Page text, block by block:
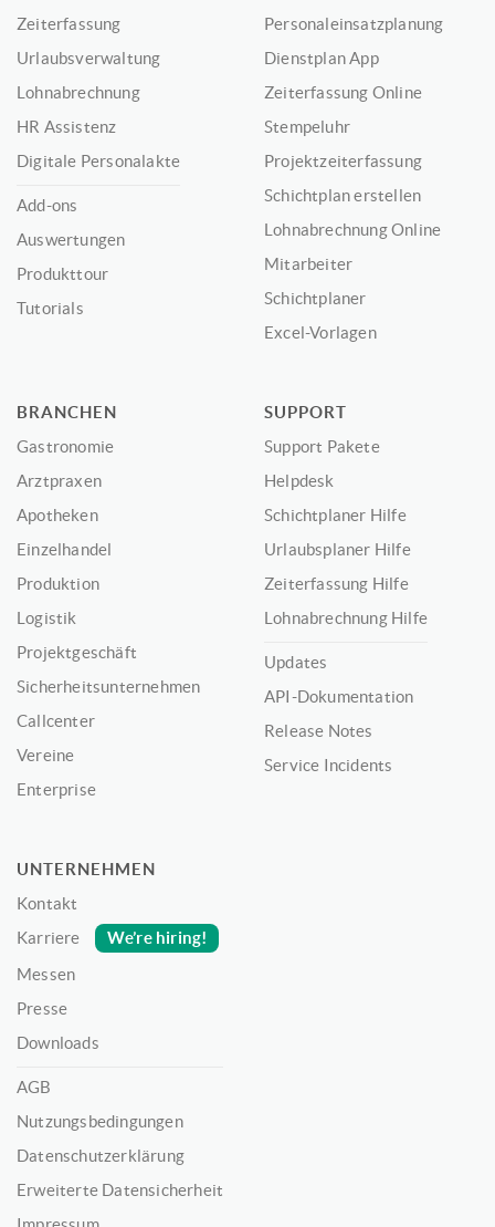
Zeiterfassung
Urlaubsverwaltung
Lohnabrechnung
HR Assistenz
Digitale Personalakte
Add-ons
Auswertungen
Produkttour
Tutorials
Personaleinsatzplanung
Dienstplan App
Zeiterfassung Online
Stempeluhr
Projektzeiterfassung
Schichtplan erstellen
Lohnabrechnung Online
Mitarbeiter
Schichtplaner
Excel-Vorlagen
BRANCHEN
Gastronomie
Arztpraxen
Apotheken
Einzelhandel
Produktion
Logistik
Projektgeschäft
Sicherheitsunternehmen
Callcenter
Vereine
Enterprise
SUPPORT
Support Pakete
Helpdesk
Schichtplaner Hilfe
Urlaubsplaner Hilfe
Zeiterfassung Hilfe
Lohnabrechnung Hilfe
Updates
API-Dokumentation
Release Notes
Service Incidents
UNTERNEHMEN
Kontakt
Karriere
We’re hiring!
Messen
Presse
Downloads
AGB
Nutzungsbedingungen
Datenschutzerklärung
Erweiterte Datensicherheit